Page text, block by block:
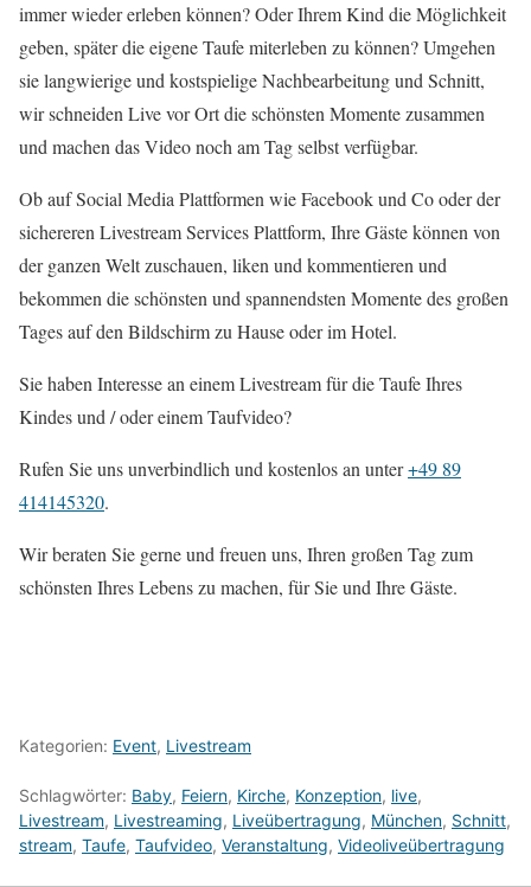
immer wieder erleben können? Oder Ihrem Kind die Möglichkeit
geben, später die eigene Taufe miterleben zu können? Umgehen
sie langwierige und kostspielige Nachbearbeitung und Schnitt,
wir schneiden Live vor Ort die schönsten Momente zusammen
und machen das Video noch am Tag selbst verfügbar.
Ob auf Social Media Plattformen wie Facebook und Co oder der
sichereren Livestream Services Plattform, Ihre Gäste können von
der ganzen Welt zuschauen, liken und kommentieren und
bekommen die schönsten und spannendsten Momente des großen
Tages auf den Bildschirm zu Hause oder im Hotel.
Sie haben Interesse an einem Livestream für die Taufe Ihres
Kindes und / oder einem Taufvideo?
Rufen Sie uns unverbindlich und kostenlos an unter+49 89
414145320.
Wir beraten Sie gerne und freuen uns, Ihren großen Tag zum
schönsten Ihres Lebens zu machen, für Sie und Ihre Gäste.
Kategorien: Event, Livestream
Schlagwörter: Baby, Feiern, Kirche, Konzeption, live,
Livestream, Livestreaming, Liveübertragung, München, Schnitt,
stream, Taufe, Taufvideo, Veranstaltung, Videoliveübertragung